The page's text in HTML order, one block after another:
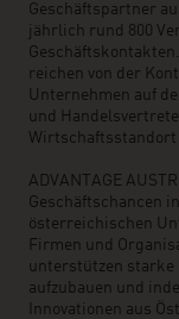
Geschäftspartner
jährlich rund 800
reichen von der
Unternehmen auf
und
ADVANTAGE
Geschäftschancen
österreichischen
Firmen und
unterstützen starke
aufzubauen und
Innovationen aus